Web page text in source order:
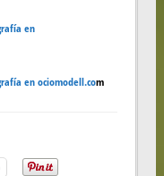
en
en ociomodell.com